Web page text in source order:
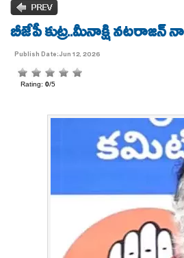
బీజేపీ కుట్ర..మీనాక్షి నటరాజన్
Publish Date:Jun 12, 2026